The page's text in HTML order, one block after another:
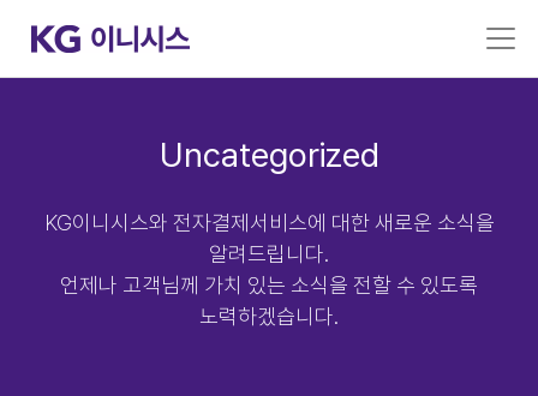
Uncategorized
KG이니시스와 전자결제서비스에 대한 새로운 소식을
알려드립니다.
언제나 고객님께 가치 있는 소식을 전할 수 있도록
노력하겠습니다.